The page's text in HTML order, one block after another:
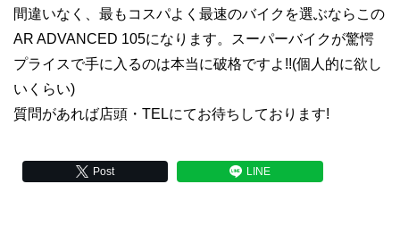
間違いなく、最もコスパよく最速のバイクを選ぶならこの
AR ADVANCED 105になります。スーパーバイクが驚愕
プライスで手に入るのは本当に破格ですよ!!(個人的に欲し
いくらい)
質問があれば店頭・TELにてお待ちしております!
Post LINE